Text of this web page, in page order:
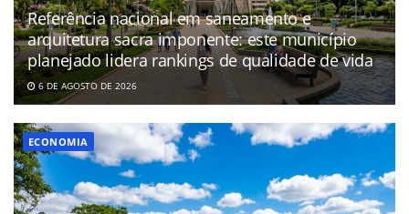
Referência nacional em saneamento e
arquitetura sacra imponente: este município
planejado lidera rankings de qualidade de vida
6 DE AGOSTO DE 2026
ECONOMIA